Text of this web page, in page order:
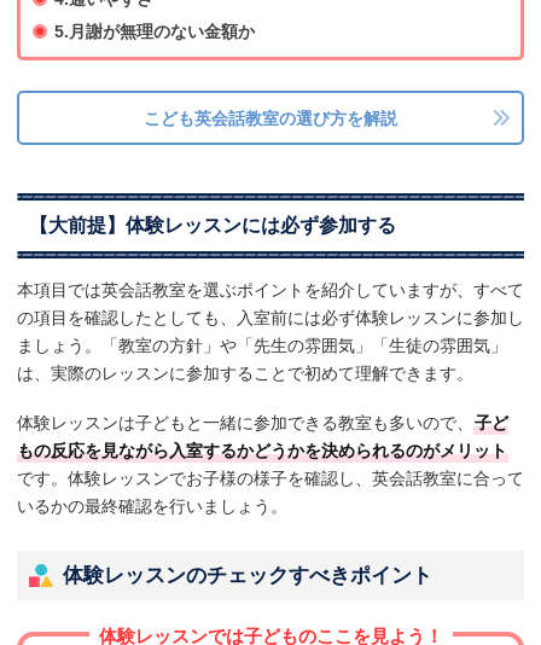
5.月謝が無理のない金額か
こども英会話教室の選び方を解説
【大前提】体験レッスンには必ず参加する
本項目では英会話教室を選ぶポイントを紹介していますが、すべて
の項目を確認したとしても、入室前には必ず体験レッスンに参加し
ましょう。「教室の方針」や「先生の雰囲気」「生徒の雰囲気」
は、実際のレッスンに参加することで初めて理解できます。
体験レッスンは子どもと一緒に参加できる教室も多いので、 子ど
もの反応を見ながら入室するかどうかを決められるのがメリット
です。体験レッスンでお子様の様子を確認し、英会話教室に合って
いるかの最終確認を行いましょう。
体験レッスンのチェックすべきポイント
体験レッスンでは子どものここを見よう！